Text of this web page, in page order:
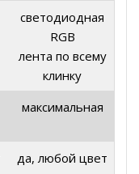
светодиодная
RGB
лента по всему
клинку
максимальная
да, любой цвет